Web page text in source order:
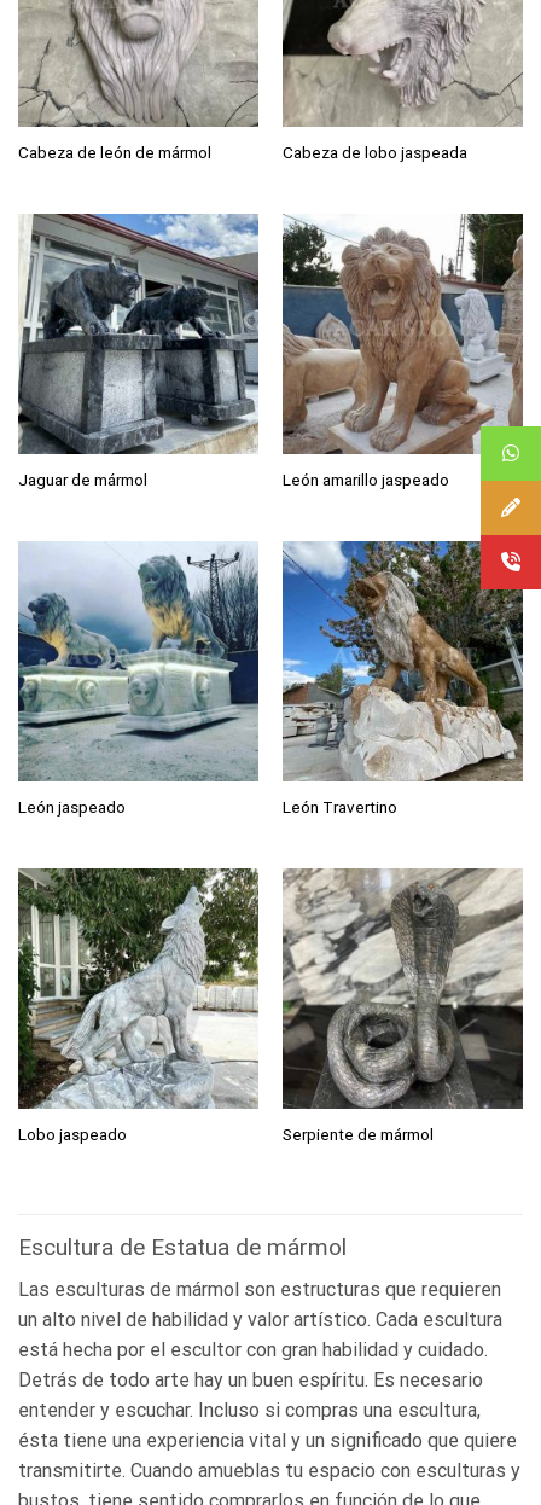
Cabeza de león de mármol Cabeza de lobo jaspeada
Jaguar de mármol León amarillo jaspeado
León jaspeado León Travertino
Lobo jaspeado Serpiente de mármol
Escultura de Estatua de mármol
Las esculturas de mármol son estructuras que requieren
un alto nivel de habilidad y valor artístico. Cada escultura
está hecha por el escultor con gran habilidad y cuidado.
Detrás de todo arte hay un buen espíritu. Es necesario
entender y escuchar. Incluso si compras una escultura,
ésta tiene una experiencia vital y un significado que quiere
transmitirte. Cuando amueblas tu espacio con esculturas y